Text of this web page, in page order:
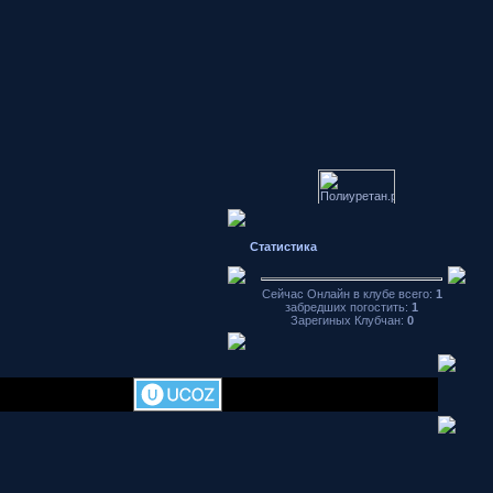
Японские
форум
Hondamotor.ru
частное фото
хранение
Статистика
Сейчас Онлайн в клубе всего: 1
забредших погостить: 1
Зарегиных Клубчан: 0